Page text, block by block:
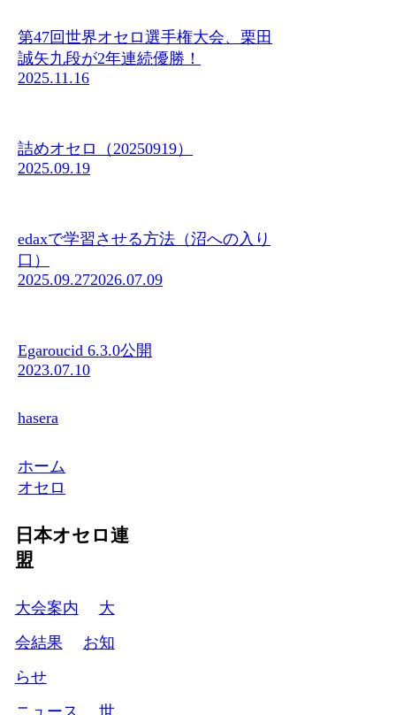
第47回世界オセロ選手権大会、栗田
誠矢九段が2年連続優勝！
2025.11.16
詰めオセロ（20250919）
2025.09.19
edaxで学習させる方法（沼への入り
口）
2025.09.272026.07.09
Egaroucid 6.3.0公開
2023.07.10
hasera
ホーム
オセロ
日本オセロ連
盟
大会案内
大
会結果
お知
らせ
ニュース
世